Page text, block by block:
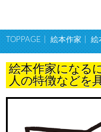
TOPPAGE 絵本作家 絵
絵本作家になる
人の特徴などを